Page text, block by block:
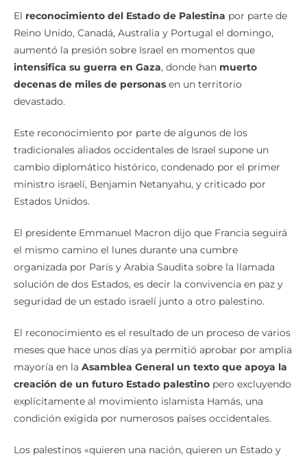
El reconocimiento del Estado de Palestina por parte de
Reino Unido, Canadá, Australia y Portugal el domingo,
aumentó la presión sobre Israel en momentos que
intensifica su guerra en Gaza, donde han muerto
decenas de miles de personas en un territorio
devastado.
Este reconocimiento por parte de algunos de los
tradicionales aliados occidentales de Israel supone un
cambio diplomático histórico, condenado por el primer
ministro israelí, Benjamin Netanyahu, y criticado por
Estados Unidos.
El presidente Emmanuel Macron dijo que Francia seguirá
el mismo camino el lunes durante una cumbre
organizada por París y Arabia Saudita sobre la llamada
solución de dos Estados, es decir la convivencia en paz y
seguridad de un estado israelí junto a otro palestino.
El reconocimiento es el resultado de un proceso de varios
meses que hace unos días ya permitió aprobar por amplia
mayoría en la Asamblea General un texto que apoya la
creación de un futuro Estado palestino pero excluyendo
explícitamente al movimiento islamista Hamás, una
condición exigida por numerosos países occidentales.
Los palestinos «quieren una nación, quieren un Estado y